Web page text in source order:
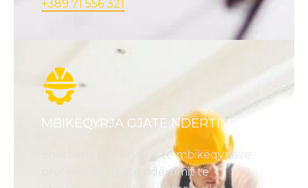
+389 71 556 321
MBIKËQYRJA GJATË NDËRTIMIT
Shërbime për kryerje të mbikëqyrjeve
profesionale gjatë ndërtimit të